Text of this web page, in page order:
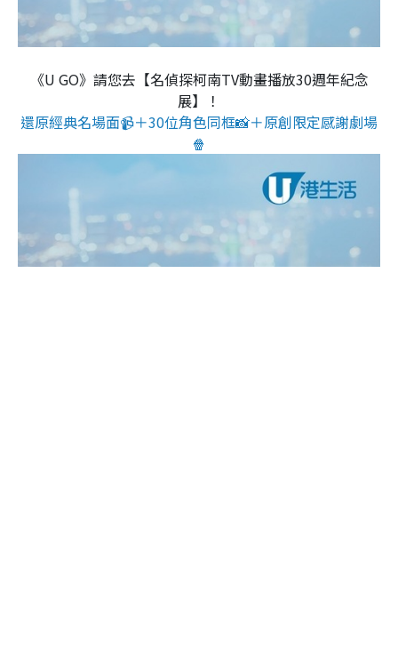
《U GO》請您去【名偵探柯南TV動畫播放30週年紀念
展】！
還原經典名場面📹＋30位角色同框📸＋原創限定感謝劇場
🍿